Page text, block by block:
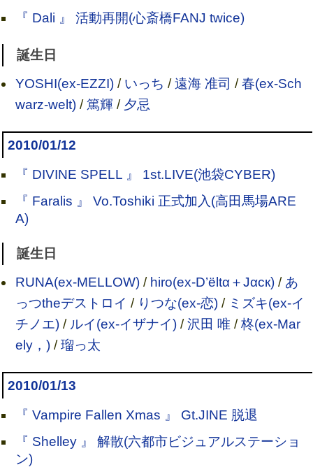
『 Dali 』 活動再開(心斎橋FANJ twice)
誕生日
YOSHI(ex-EZZI)/ いっち /遠海 准司 /春(ex-Sch
warz-welt)/篤輝/ 夕忌
2010/01/12
『 DIVINE SPELL 』 1st.LIVE(池袋CYBER)
『 Faralis 』 Vo.Toshiki 正式加入(高田馬場ARE
A)
誕生日
RUNA(ex-MELLOW)/ hiro(ex-D’ёltα＋Jαск)/ あ
っつtheデストロイ / りつな(ex-恋)/ ミズキ(ex-イ
チノエ)/ ルイ(ex-イザナイ)/沢田 唯 /柊(ex-Mar
ely，)/瑠っ太
2010/01/13
『 Vampire Fallen Xmas 』 Gt.JINE 脱退
『 Shelley 』 解散(六都市ビジュアルステーショ
ン)